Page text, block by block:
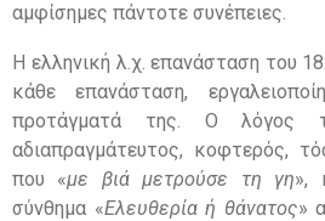
αμφίσημες πάντοτε συνέπειες.
Η ελληνική λ.χ. επανάσταση του
κάθε επανάσταση,
προτάγματά της. Ο λόγος
αδιαπραγμάτευτος, κοφτερός,
που «με βιά μετρούσε τη γη»,
σύνθημα «Ελευθερία ή θάνατος»